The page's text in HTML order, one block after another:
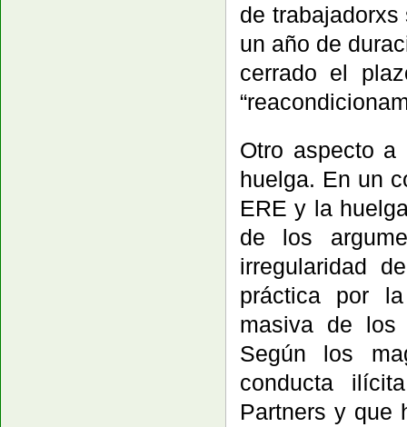
de
un año de
cerrado el
Otro aspecto
huelga. En un
ERE y la
de los
irregularidad
práctica por
masiva de los
Según los
conducta
Partners y que